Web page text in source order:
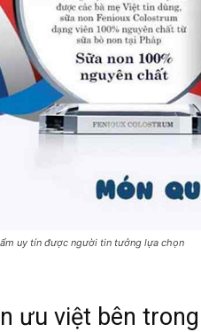
uy tín được người tin tưởng lựa chọn
ưu việt bên